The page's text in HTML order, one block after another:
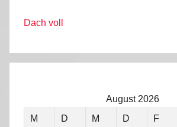
Dach voll
August 2026
M
D M D F